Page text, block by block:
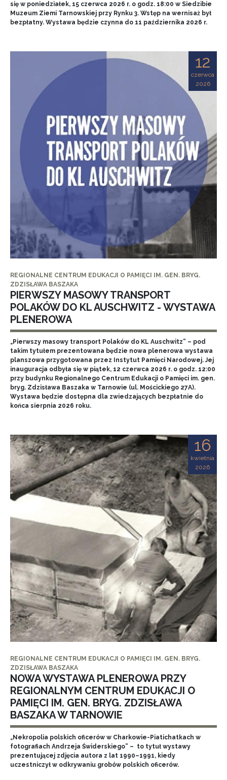
się w poniedziałek, 15 czerwca 2026 r. o godz. 18:00 w Siedzibie
Muzeum Ziemi Tarnowskiej przy Rynku 3. Wstęp na wernisaż był
bezpłatny. Wystawa będzie czynna do 11 października 2026 r.
12
czerwca
2026
REGIONALNE CENTRUM EDUKACJI O PAMIĘCI IM. GEN. BRYG.
ZDZISŁAWA BASZAKA
PIERWSZY MASOWY TRANSPORT
POLAKÓW DO KL AUSCHWITZ - WYSTAWA
PLENEROWA
„Pierwszy masowy transport Polaków do KL Auschwitz” – pod
takim tytułem prezentowana będzie nowa plenerowa wystawa
planszowa przygotowana przez Instytut Pamięci Narodowej. Jej
inauguracja odbyła się w piątek, 12 czerwca 2026 r. o godz. 12:00
przy budynku Regionalnego Centrum Edukacji o Pamięci im. gen.
bryg. Zdzisława Baszaka w Tarnowie (ul. Mościckiego 27A).
Wystawa będzie dostępna dla zwiedzających bezpłatnie do
końca sierpnia 2026 roku.
16
kwietnia
2026
REGIONALNE CENTRUM EDUKACJI O PAMIĘCI IM. GEN. BRYG.
ZDZISŁAWA BASZAKA
NOWA WYSTAWA PLENEROWA PRZY
REGIONALNYM CENTRUM EDUKACJI O
PAMIĘCI IM. GEN. BRYG. ZDZISŁAWA
BASZAKA W TARNOWIE
„Nekropolia polskich oficerów w Charkowie-Piatichatkach w
fotografiach Andrzeja Świderskiego” – to tytuł wystawy
prezentującej zdjęcia autora z lat 1990–1991, kiedy
uczestniczył w odkrywaniu grobów polskich oficerów.